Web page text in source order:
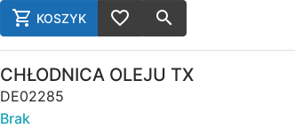
KOSZYK
AddToCart
AddToWishlist
CHŁODNICA OLEJU TX
DE02285
Brak